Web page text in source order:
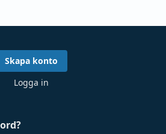
Skapa konto
Logga in